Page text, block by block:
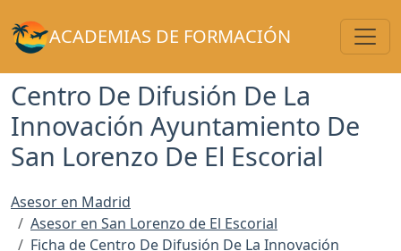
ACADEMIAS DE FORMACIÓN
Centro De Difusión De La
Innovación Ayuntamiento De
San Lorenzo De El Escorial
Asesor en Madrid
Asesor en San Lorenzo de El Escorial
Ficha de Centro De Difusión De La Innovación